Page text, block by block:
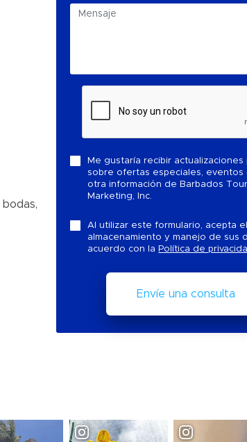
Me gustaría recibir actualizaciones
sobre ofertas especiales, eventos
otra información de Barbados
Marketing, Inc.
Al utilizar este formulario, acepta el
almacenamiento y manejo de sus
acuerdo con la Política de